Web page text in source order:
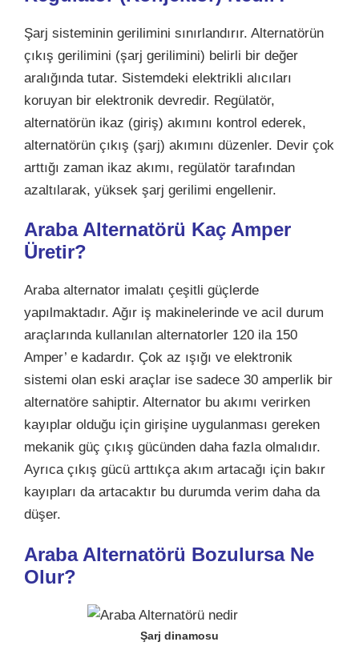
Şarj sisteminin gerilimini sınırlandırır. Alternatörün
çıkış gerilimini (şarj gerilimini) belirli bir değer
aralığında tutar. Sistemdeki elektrikli alıcıları
koruyan bir elektronik devredir. Regülatör,
alternatörün ikaz (giriş) akımını kontrol ederek,
alternatörün çıkış (şarj) akımını düzenler. Devir çok
arttığı zaman ikaz akımı, regülatör tarafından
azaltılarak, yüksek şarj gerilimi engellenir.
Araba Alternatörü Kaç Amper
Üretir?
Araba alternator imalatı çeşitli güçlerde
yapılmaktadır. Ağır iş makinelerinde ve acil durum
araçlarında kullanılan alternatorler 120 ila 150
Amper’ e kadardır. Çok az ışığı ve elektronik
sistemi olan eski araçlar ise sadece 30 amperlik bir
alternatöre sahiptir. Alternator bu akımı verirken
kayıplar olduğu için girişine uygulanması gereken
mekanik güç çıkış gücünden daha fazla olmalıdır.
Ayrıca çıkış gücü arttıkça akım artacağı için bakır
kayıpları da artacaktır bu durumda verim daha da
düşer.
Araba Alternatörü Bozulursa Ne
Olur?
Şarj dinamosu